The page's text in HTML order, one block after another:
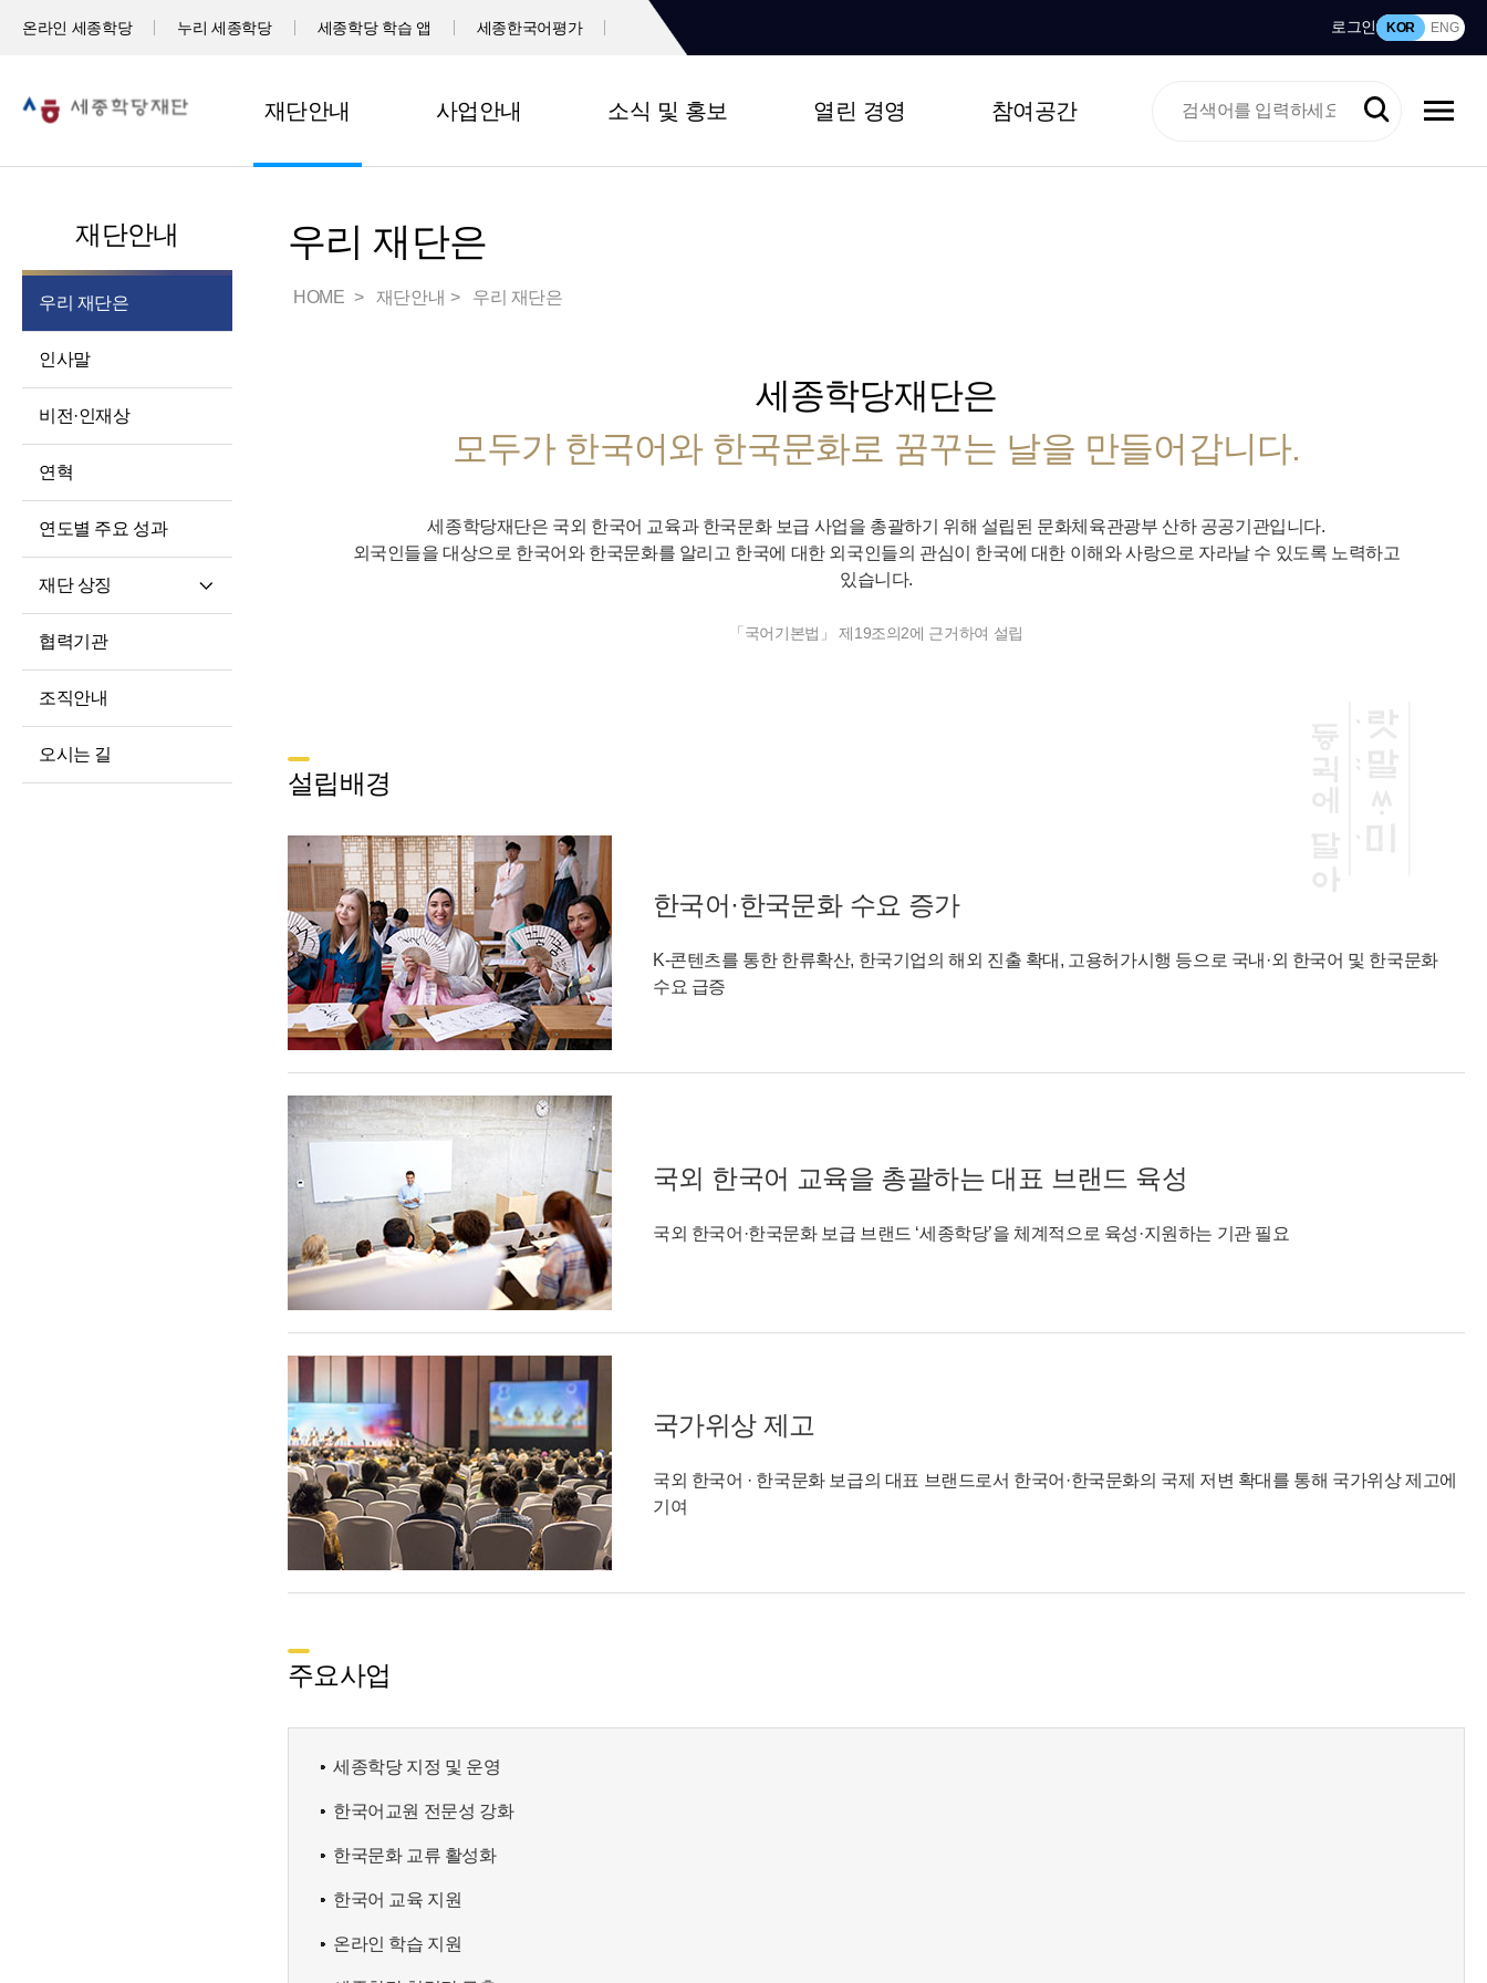
온라인 세종학당 누리 세종학당 세종학당 학습 앱 세종한국어평가 로그인 KOR ENG
재단안내 사업안내 소식 및 홍보 열린 경영 참여공간
재단안내
우리 재단은
인사말
비전·인재상
연혁
연도별 주요 성과
재단 상징
협력기관
조직안내
오시는 길
우리 재단은
HOME 재단안내 우리 재단은
세종학당재단은
모두가 한국어와 한국문화로 꿈꾸는 날을 만들어갑니다.
세종학당재단은 국외 한국어 교육과 한국문화 보급 사업을 총괄하기 위해 설립된 문화체육관광부 산하 공공기관입니다.
외국인들을 대상으로 한국어와 한국문화를 알리고 한국에 대한 외국인들의 관심이 한국에 대한 이해와 사랑으로 자라날 수 있도록 노력하고
있습니다.
「국어기본법」 제19조의2에 근거하여 설립
설립배경
한국어·한국문화 수요 증가
K-콘텐츠를 통한 한류확산, 한국기업의 해외 진출 확대, 고용허가시행 등으로 국내·외 한국어 및 한국문화
수요 급증
국외 한국어 교육을 총괄하는 대표 브랜드 육성
국외 한국어·한국문화 보급 브랜드 ‘세종학당’을 체계적으로 육성·지원하는 기관 필요
국가위상 제고
국외 한국어 · 한국문화 보급의 대표 브랜드로서 한국어·한국문화의 국제 저변 확대를 통해 국가위상 제고에
기여
주요사업
세종학당 지정 및 운영
한국어교원 전문성 강화
한국문화 교류 활성화
한국어 교육 지원
온라인 학습 지원